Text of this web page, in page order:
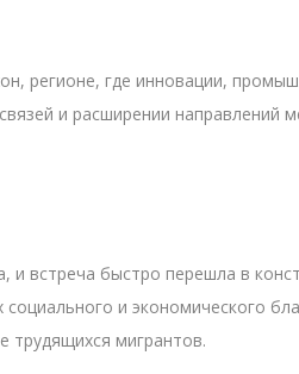
регионе, где инновации,
и расширении направлений
встреча быстро перешла в
и экономического
трудящихся мигрантов.